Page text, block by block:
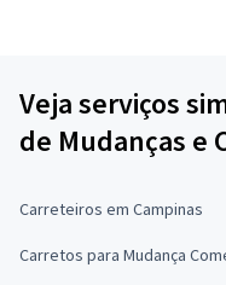
Veja serviços
de Mudanças e
Carreteiros em Campinas
Carretos para Mudança